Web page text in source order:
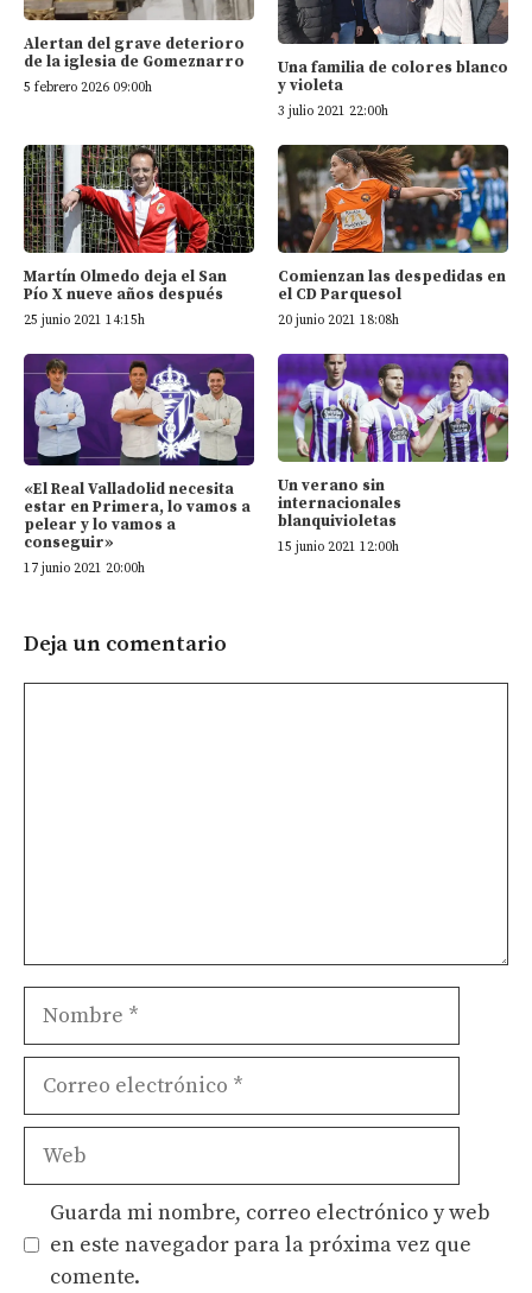
Alertan del grave deterioro
de la iglesia de Gomeznarro
5 febrero 2026 09:00h
Una familia de colores blanco
y violeta
3 julio 2021 22:00h
Martín Olmedo deja el San
Pío X nueve años después
25 junio 2021 14:15h
Comienzan las despedidas en
el CD Parquesol
20 junio 2021 18:08h
«El Real Valladolid necesita
estar en Primera, lo vamos a
pelear y lo vamos a
conseguir»
17 junio 2021 20:00h
Un verano sin
internacionales
blanquivioletas
15 junio 2021 12:00h
Deja un comentario
Nombre
Guarda mi nombre, correo electrónico y web
en este navegador para la próxima vez que
comente.